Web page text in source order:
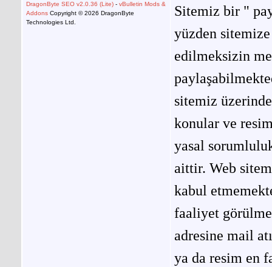
DragonByte SEO v2.0.36 (Lite) - vBulletin Mods &
Addons Copyright © 2026 DragonByte
Technologies Ltd.
Sitemiz bir "
yüzden
edilmeksizin
sitemiz
konular ve
yasal
aittir. Web
kabul
faaliyet
adresine mail
ya da resim en